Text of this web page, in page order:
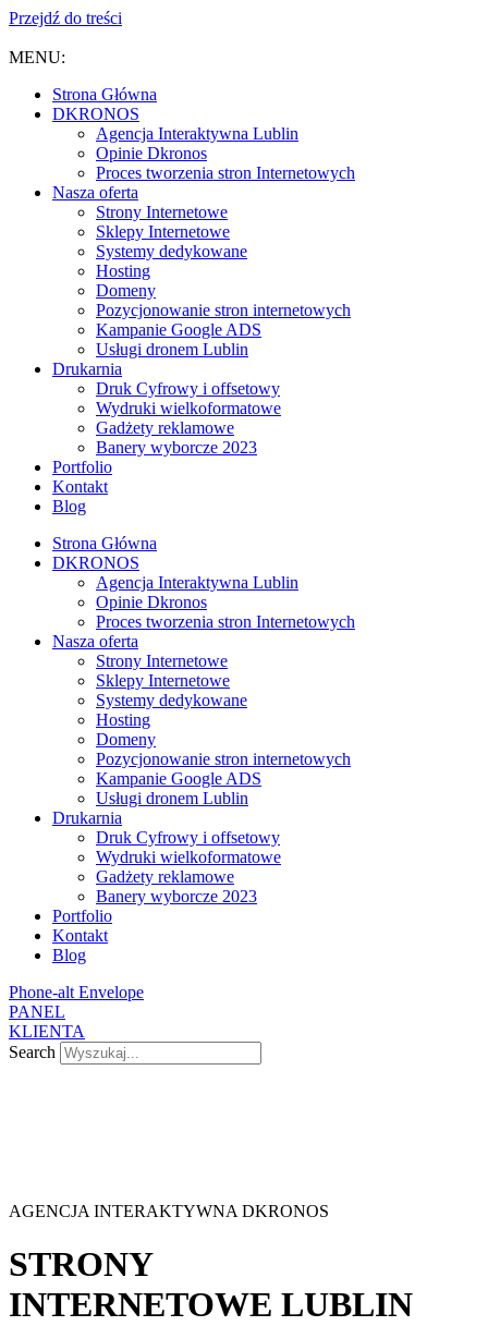
Przejdź do treści
MENU:
Strona Główna
DKRONOS
️Agencja Interaktywna Lublin
Opinie Dkronos
Proces tworzenia stron Internetowych
Nasza oferta
Strony Internetowe
Sklepy Internetowe
Systemy dedykowane
Hosting
Domeny
Pozycjonowanie stron internetowych
Kampanie Google ADS
Usługi dronem Lublin
Drukarnia
Druk Cyfrowy i offsetowy
Wydruki wielkoformatowe
Gadżety reklamowe
Banery wyborcze 2023
Portfolio
Kontakt
Blog
Strona Główna
DKRONOS
️Agencja Interaktywna Lublin
Opinie Dkronos
Proces tworzenia stron Internetowych
Nasza oferta
Strony Internetowe
Sklepy Internetowe
Systemy dedykowane
Hosting
Domeny
Pozycjonowanie stron internetowych
Kampanie Google ADS
Usługi dronem Lublin
Drukarnia
Druk Cyfrowy i offsetowy
Wydruki wielkoformatowe
Gadżety reklamowe
Banery wyborcze 2023
Portfolio
Kontakt
Blog
Phone-alt Envelope
PANEL
KLIENTA
Search
AGENCJA INTERAKTYWNA DKRONOS
STRONY
INTERNETOWE LUBLIN